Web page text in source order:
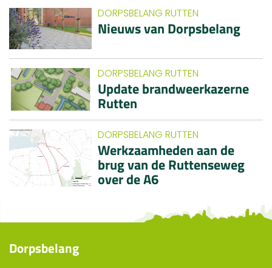
DORPSBELANG RUTTEN
Nieuws van Dorpsbelang
DORPSBELANG RUTTEN
Update brandweerkazerne
Rutten
DORPSBELANG RUTTEN
Werkzaamheden aan de
brug van de Ruttenseweg
over de A6
Dorpsbelang